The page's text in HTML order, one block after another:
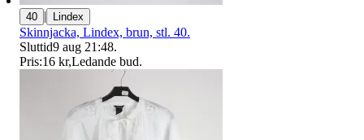
40 | Lindex
Skinnjacka, Lindex, brun, stl. 40.
Sluttid9 aug 21:48.
Pris:16 kr,Ledande bud.